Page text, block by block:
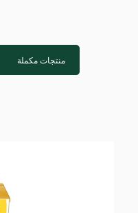
منتجات مكملة